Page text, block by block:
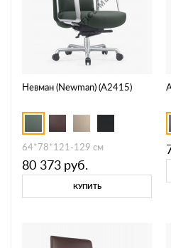
Невман (Newman) (A2415)
64*78*121-129 см
80 373 руб.
КУПИТЬ